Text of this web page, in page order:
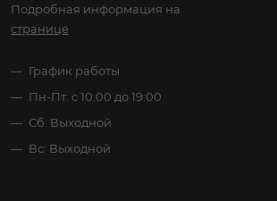
Подробная информация на
странице
График работы
Пн-Пт: с 10:00 до 19:00
Сб: Выходной
Вс: Выходной